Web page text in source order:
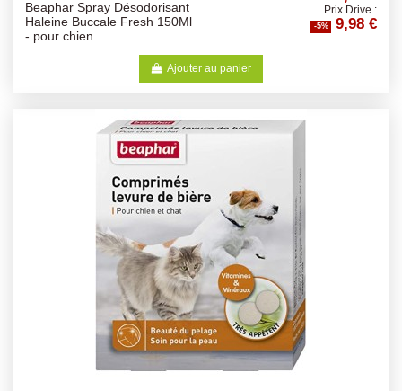
Beaphar Spray Désodorisant
Haleine Buccale Fresh 150Ml
- pour chien
Prix Drive :
-5% 9,98 €
Ajouter au panier